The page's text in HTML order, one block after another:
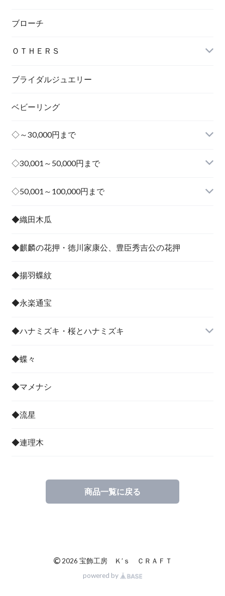
ブローチ
ＯＴＨＥＲＳ
ブライダルジュエリー
ベビーリング
◇～30,000円まで
その他
◇30,001～50,000円まで
その他
◇50,001～100,000円まで
◆織田木瓜
◆麒麟の花押・徳川家康公、豊臣秀吉公の花押
◆揚羽蝶紋
◆永楽通宝
◆ハナミズキ・桜とハナミズキ
◆蝶々
◆マメナシ
◆流星
◆連理木
商品一覧に戻る
©2026 宝飾工房 Ｋ’ｓ ＣＲＡＦＴ
powered by